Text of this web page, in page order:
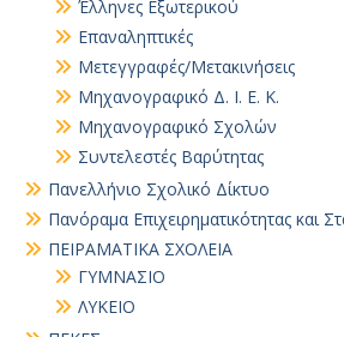
Έλληνες Εξωτερικού
Επαναληπτικές
Μετεγγραφές/Μετακινήσεις
Μηχανογραφικό Δ. Ι. Ε. Κ.
Μηχανογραφικό Σχολών
Συντελεστές Βαρύτητας
Πανελλήνιο Σχολικό Δίκτυο
Πανόραμα Επιχειρηματικότητας και
ΠΕΙΡΑΜΑΤΙΚΑ ΣΧΟΛΕΙΑ
ΓΥΜΝΑΣΙΟ
ΛΥΚΕΙΟ